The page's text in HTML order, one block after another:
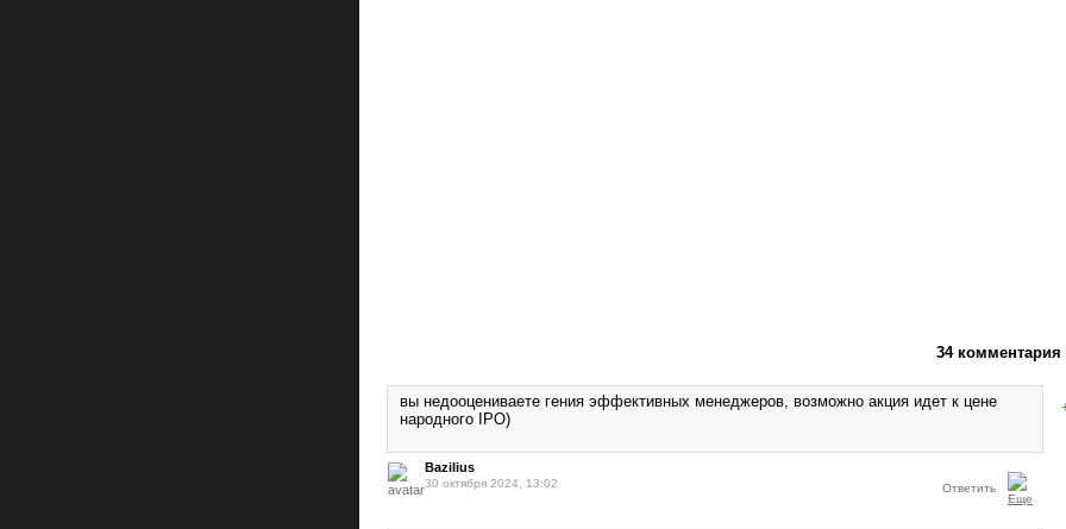
34 комментария
вы недооцениваете гения эффективных менеджеров, возможно акция идет к цене
народного IPO)
Bazilius
30 октября 2024, 13:02 Ответить